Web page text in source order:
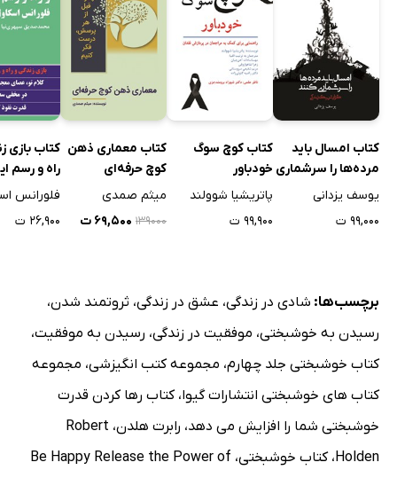
کتاب امسال باید
مرده‌ها را سرشماری
کنند!
یوسف یزدانی
۹۹,۰۰۰ ت
کتاب کوچ سوگ
خودباور
پاتریشیا شوولند
۹۹,۹۰۰ ت
کتاب معماری ذهن
کوچ حرفه‌ای
میثم صمدی
۱۳۹۰۰۰ ۶۹,۵۰۰ ت
کتاب بازی
راه و رسم
۲۶,۹۰۰ ت
برچسب‌ها: شادی در زندگی، عشق در زندگی، ثروتمند شدن،
رسیدن به خوشبختی، موفقیت در زندگی، رسیدن به موفقیت،
کتاب خوشبختی جلد چهارم، مجموعه کتب انگیزشی، مجموعه
کتاب های خوشبختی انتشارات گیوا،کتاب رها کردن قدرت
خوشبختی شما را افزایش می دهد، رابرت هلدن، Robert
Holden،کتاب خوشبختی، Be Happy Release the Power of